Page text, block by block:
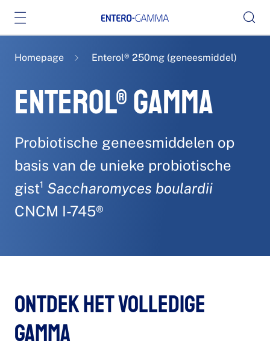
Homepage Enterol® 250mg (geneesmiddel)
ENTEROL® GAMMA
Probiotische geneesmiddelen op
basis van de unieke probiotische
gist¹ Saccharomyces boulardii
CNCM I-745®
Ontdek het volledige
gamma